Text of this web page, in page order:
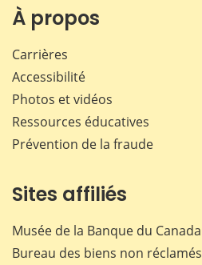
À propos
Carrières
Accessibilité
Photos et vidéos
Ressources éducatives
Prévention de la fraude
Sites affiliés
Musée de la Banque du Canada
Bureau des biens non réclamés